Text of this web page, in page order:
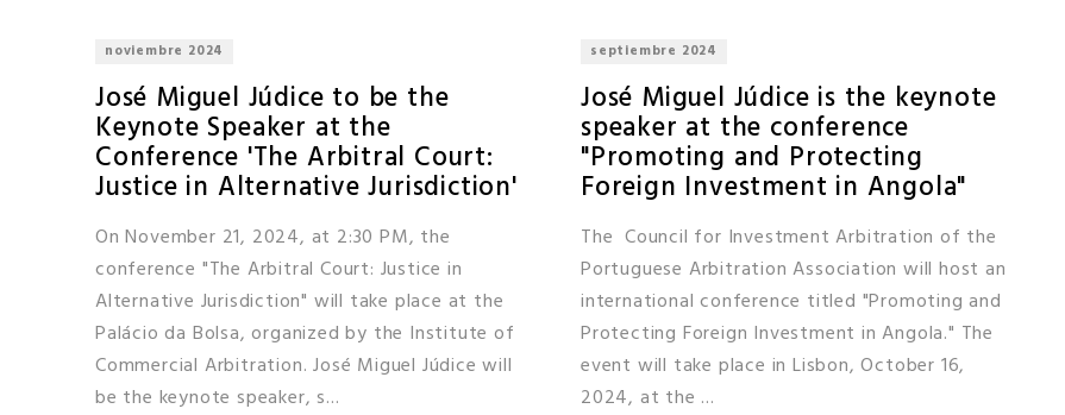
noviembre 2024
José Miguel Júdice to be the
Keynote Speaker at the
Conference 'The Arbitral Court:
Justice in Alternative Jurisdiction'
On November 21, 2024, at 2:30 PM, the
conference "The Arbitral Court: Justice in
Alternative Jurisdiction" will take place at the
Palácio da Bolsa, organized by the Institute of
Commercial Arbitration. José Miguel Júdice will
be the keynote speaker, s...
septiembre 2024
José Miguel Júdice is the keynote
speaker at the conference
"Promoting and Protecting
Foreign Investment in Angola"
The Council for Investment Arbitration of the
Portuguese Arbitration Association will host an
international conference titled "Promoting and
Protecting Foreign Investment in Angola." The
event will take place in Lisbon, October 16,
2024, at the ...